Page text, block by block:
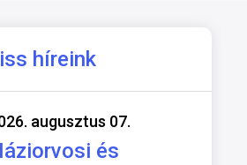
híreink
augusztus 07.
és